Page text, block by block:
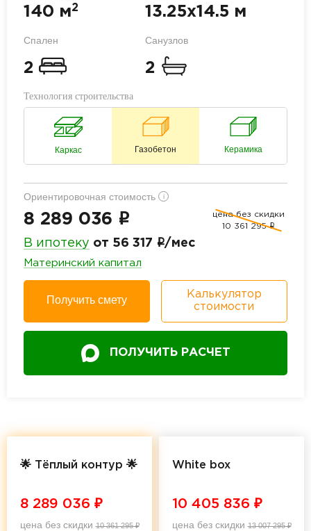
140 м2 13.25x14.5 м
Спален
2
Санузлов
2
Технология строительства
Каркас Газобетон Керамика
Ориентировочная стоимость i
8 289 036 i
цена без скидки
10 361 295 i
В ипотеку от 56 317 i/мес
Материнский капитал
Получить смету
Калькулятор
стоимости
ПОЛУЧИТЬ РАСЧЕТ
🌟 Тёплый контур 🌟
8 289 036 ₽
цена без скидки10 361 295₽
White box
10 405 836 ₽
цена без скидки13 007 295₽